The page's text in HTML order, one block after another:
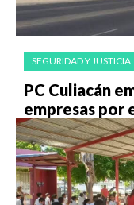
SEGURIDAD Y JUSTICIA
PC Culiacán
empresas por